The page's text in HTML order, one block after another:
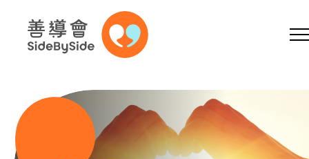
跳到內容（按回車鍵）
A 繁